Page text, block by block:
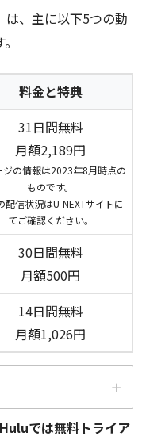
は、主に以下5つの動
料金と特典
31日間無料
月額2,189円
ジの情報は2023年8月時点の
ものです。
配信状況はU-NEXTサイトに
てご確認ください。
30日間無料
月額500円
14日間無料
月額1,026円
では無料トライア